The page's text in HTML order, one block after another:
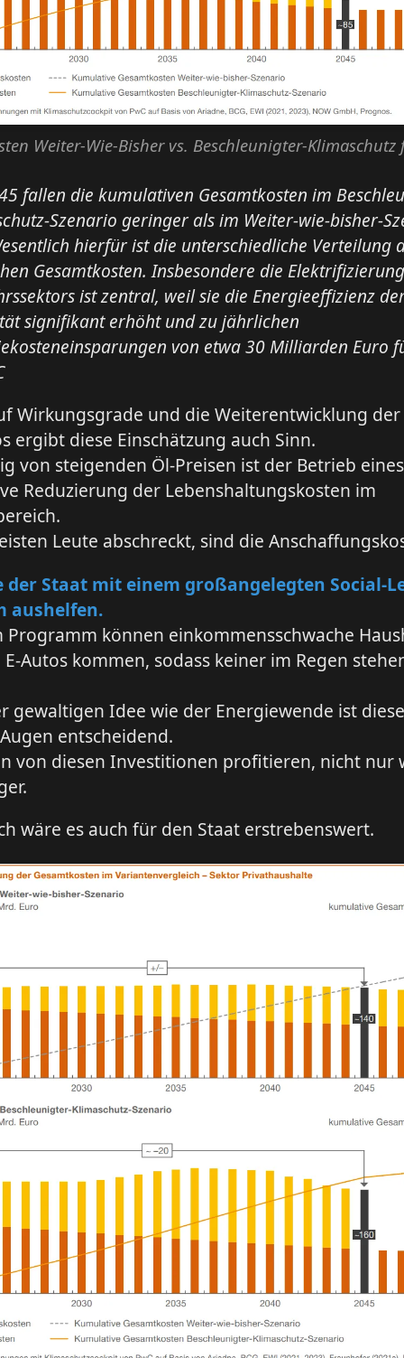
Weiter-Wie-Bisher vs. Beschleunigter-Klimaschutz
fallen die kumulativen Gesamtkosten im
Szenario geringer als im Weiter-wie-bisher-
hierfür ist die unterschiedliche Verteilung
Gesamtkosten. Insbesondere die
ist zentral, weil sie die Energieeffizienz
signifikant erhöht und zu jährlichen
von etwa 30 Milliarden Euro
Wirkungsgrade und die Weiterentwicklung der
ergibt diese Einschätzung auch Sinn.
von steigenden Öl-Preisen ist der Betrieb
Reduzierung der Lebenshaltungskosten im
Leute abschreckt, sind die
der Staat mit einem großangelegten Social-
aushelfen.
Programm können einkommensschwache
Autos kommen, sodass keiner im Regen
gewaltigen Idee wie der Energiewende ist
entscheidend.
von diesen Investitionen profitieren, nicht nur
wäre es auch für den Staat erstrebenswert.